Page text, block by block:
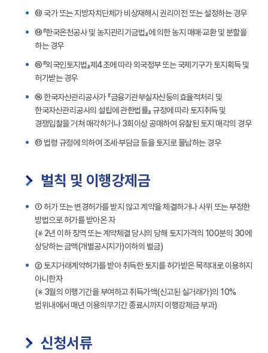
⑬ 국가 또는 지방자치단체가 비상재해시 권리이전 또는 설정하는 경우
⑭『한국온천공사 및 농지관리기금법』에 의한 농지 매매·교환 및 분할을
하는 경우
⑮『외국인토지법』제4조에 따라 외국정부 또는 국제기구가 토지획득 및
허가받는 경우
⑯ 한국자산관리공사가 『금융기관부실자산등의효율적처리 및
한국자산관리공사의 설립에 관한법률』 규정에 따라 토지취득 및
경쟁입찰을 거쳐 매각하거나 3회이상 공매하여 유찰된 토지 매각의 경우
⑰ 법령 규정에 의하여 조세·부담금 등을 토지로 물납하는 경우
벌칙 및 이행강제금
① 허가 또는 변경허가를 받지 않고 계약을 체결하거나 사위 또는 부정한
방법으로 허가를 받아온 자
(※ 2년 이하 징역 또는 계약체결 당시의 당해 토지가격의 100분의 30에
상당하는 금액(개별공시지가)이하의 벌금)
② 토지거래계약허가를 받아 취득한 토지를 허가받은 목적대로 이용하지
아니한자
(※ 3월의 이행기간을 부여하고 취득가액(신고된 실거래가)의 10%
범위내에서 매년 이용의무기간 종료시까지 이행강제금 부과)
신청서류